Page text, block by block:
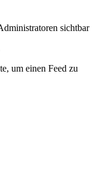
sichtbar
um einen Feed zu